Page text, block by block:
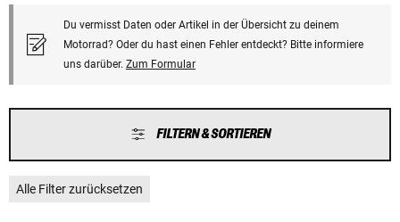
Du vermisst Daten oder Artikel in der Übersicht zu deinem
Motorrad? Oder du hast einen Fehler entdeckt? Bitte informiere
uns darüber. Zum Formular
FILTERN & SORTIEREN
Alle Filter zurücksetzen